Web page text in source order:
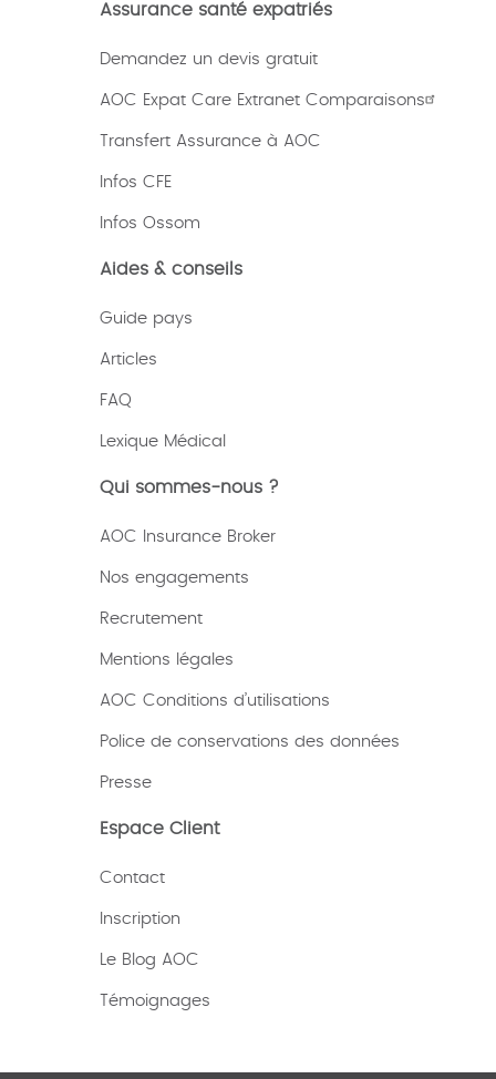
Assurance santé expatriés
Demandez un devis gratuit
AOC Expat Care Extranet Comparaisons
Transfert Assurance à AOC
Infos CFE
Infos Ossom
Aides & conseils
Guide pays
Articles
FAQ
Lexique Médical
Qui sommes-nous ?
AOC Insurance Broker
Nos engagements
Recrutement
Mentions légales
AOC Conditions d’utilisations
Police de conservations des données
Presse
Espace Client
Contact
Inscription
Le Blog AOC
Témoignages